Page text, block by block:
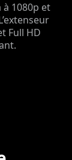
à 1080p et
Full HD